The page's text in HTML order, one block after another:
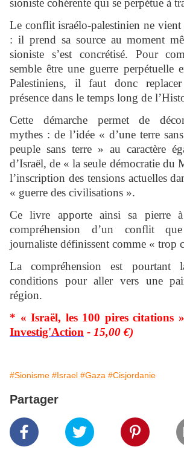
sioniste cohérente qui se perpétue à
Le conflit israélo-palestinien ne vient
: il prend sa source au moment
sioniste s’est concrétisé. Pour
semble être une guerre perpétuelle
Palestiniens, il faut donc
présence dans le temps long de
Cette démarche permet de
mythes : de l’idée « d’une terre
peuple sans terre » au caractère
d’Israël, de « la seule démocratie du
l’inscription des tensions actuelles
« guerre des civilisations ».
Ce livre apporte ainsi sa pierre
compréhension d’un conflit
journaliste définissent comme « trop
La compréhension est pourtant
conditions pour aller vers une
région.
* « Israël, les 100 pires citations »
Investig'Action - 15,00 €)
#Sionisme #Israel #Gaza #Cisjordanie
Partager